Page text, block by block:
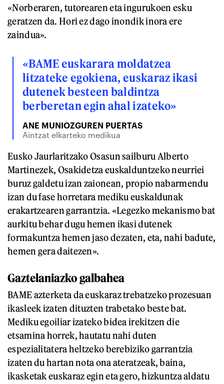
«Norberaren, tutorearen eta ingurukoen esku
geratzen da. Hori ez dago inondik inora ere
zaindua».
«BAME euskarara moldatzea
litzateke egokiena, euskaraz ikasi
dutenek besteen baldintza
berberetan egin ahal izateko»
ANE MUNIOZGUREN PUERTAS
Aintzat elkarteko medikua
Eusko Jaurlaritzako Osasun sailburu Alberto
Martinezek, Osakidetza euskalduntzeko neurriei
buruz galdetu izan zaionean, propio nabarmendu
izan du fase horretara mediku euskaldunak
erakartzearen garrantzia. «Legezko mekanismo bat
aurkitu behar dugu hemen ikasi dutenek
formakuntza hemen jaso dezaten, eta, nahi badute,
hemen gera daitezen».
Gaztelaniazko galbahea
BAME azterketa da euskaraz trebatzeko prozesuan
ikasleek izaten dituzten trabetako beste bat.
Mediku egoiliar izateko bidea irekitzen die
etsamina horrek, hautatu nahi duten
espezialitatera heltzeko berebiziko garrantzia
izaten du hartan nota ona ateratzeak, baina,
ikasketak euskaraz egin eta gero, hizkuntza aldatu